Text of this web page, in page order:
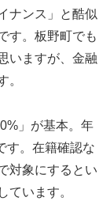
ナンス」と酷似
す。板野町でも
いますが、金融
。
」が基本。年
す。在籍確認な
対象にするとい
ています。